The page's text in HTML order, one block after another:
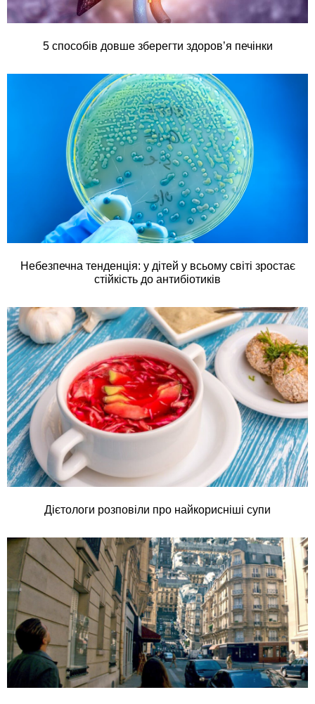
5 способів довше зберегти здоров’я печінки
Небезпечна тенденція: у дітей у всьому світі зростає
стійкість до антибіотиків
Дієтологи розповіли про найкорисніші супи